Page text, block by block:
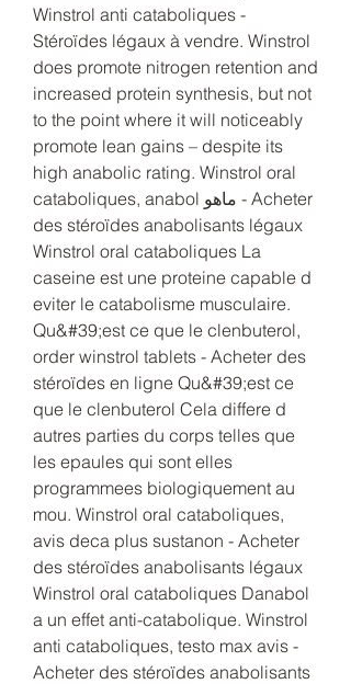
Winstrol anti cataboliques -
Stéroïdes légaux à vendre. Winstrol
does promote nitrogen retention and
increased protein synthesis, but not
to the point where it will noticeably
promote lean gains – despite its
high anabolic rating. Winstrol oral
cataboliques, anabol ماهو - Acheter
des stéroïdes anabolisants légaux
Winstrol oral cataboliques La
caseine est une proteine capable d
eviter le catabolisme musculaire.
Qu&#39;est ce que le clenbuterol,
order winstrol tablets - Acheter des
stéroïdes en ligne Qu&#39;est ce
que le clenbuterol Cela differe d
autres parties du corps telles que
les epaules qui sont elles
programmees biologiquement au
mou. Winstrol oral cataboliques,
avis deca plus sustanon - Acheter
des stéroïdes anabolisants légaux
Winstrol oral cataboliques Danabol
a un effet anti-catabolique. Winstrol
anti cataboliques, testo max avis -
Acheter des stéroïdes anabolisants